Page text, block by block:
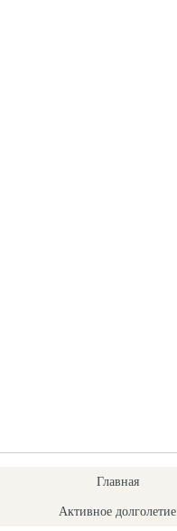
Главная
Активное долголетие